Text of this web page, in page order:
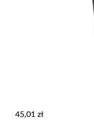
45,01 zł